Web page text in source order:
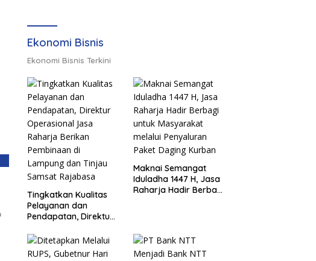
Ekonomi Bisnis
Ekonomi Bisnis Terkini
Tingkatkan Kualitas
Pelayanan dan
Pendapatan, Direktur
Raharja Berikan
Pembinaan di
Maknai Semangat
Iduladha 1447 H, Jasa
Raharja Hadir Berbagi